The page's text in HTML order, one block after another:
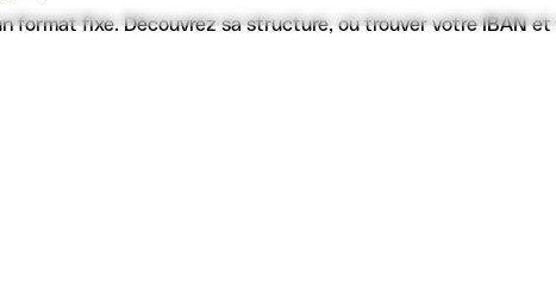
format fixe. Découvrez sa structure, où trouver votre IBAN